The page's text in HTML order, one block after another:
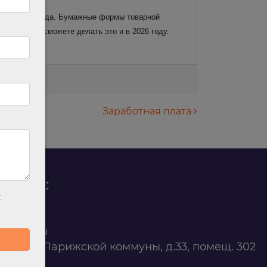
с ним;
2026 года. Бумажные формы товарной
то сможете делать это и в 2026 году.
Заработная плата
ул. Парижской коммуны, д.33, помещ. 302